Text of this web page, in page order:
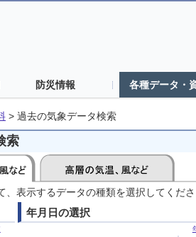
防災情報 各種データ・
> 過去の気象データ検索
索
、表示するデータの種類を選択してくだ
年月日の選択